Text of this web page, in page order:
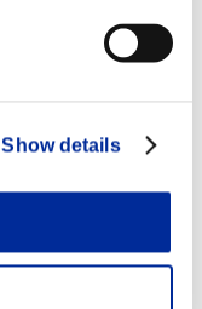
Show details